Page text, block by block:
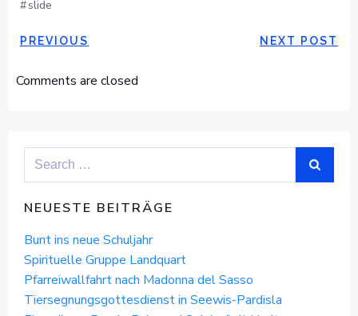
#slide
POST
NAVIGATION
PREVIOUS
POSTNEXT POST
Comments are closed
Search
NEUESTE BEITRÄGE
Bunt ins neue Schuljahr
Spirituelle Gruppe Landquart
Pfarreiwallfahrt nach Madonna del Sasso
Tiersegnungsgottesdienst in Seewis-Pardisla